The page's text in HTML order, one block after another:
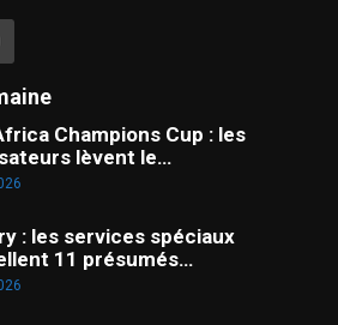
Champions Cup : les
lèvent le…
: les services spéciaux
11 présumés…